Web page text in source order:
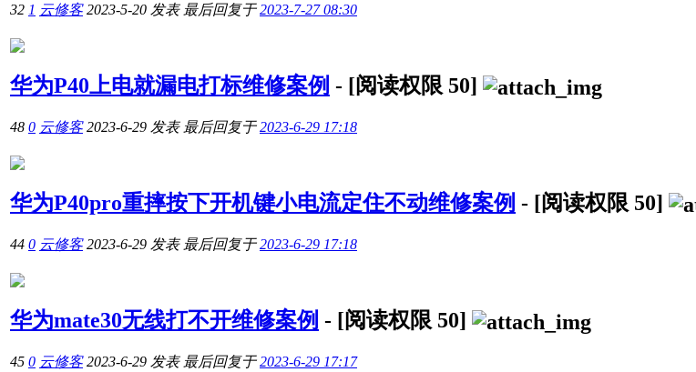
32 1 云修客 2023-5-20 发表 最后回复于2023-7-27 08:30
华为P40上电就漏电打标维修案例 - [阅读权限 50]
48 0 云修客 2023-6-29 发表 最后回复于2023-6-29 17:18
华为P40pro重摔按下开机键小电流定住不动维修案例 - [阅读权限 50]
44 0 云修客 2023-6-29 发表 最后回复于2023-6-29 17:18
华为mate30无线打不开维修案例 - [阅读权限 50]
45 0 云修客 2023-6-29 发表 最后回复于2023-6-29 17:17